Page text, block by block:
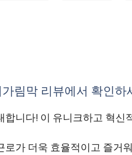
림막 리뷰에서 확인
니다! 이 유니크하고 혁신
가 더욱 효율적이고 즐거